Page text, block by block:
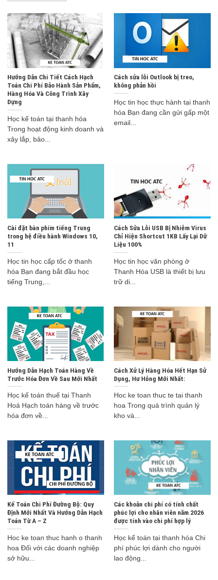
Hướng Dẫn Chi Tiết Cách Hạch
Toán Chi Phí Bảo Hành Sản Phẩm,
Hàng Hóa Và Công Trình Xây
Dựng
Học kế toán tại thanh hóa
Trong hoạt động kinh doanh và
xây lắp, bảo...
Cách sửa lỗi Outlook bị treo,
không phản hồi
Học tin học thực hành tại thanh
hóa Bạn đang cần gửi gấp một
email...
Cài đặt bàn phím tiếng Trung
trong hệ điều hành Windows 10,
11
Học tin học cấp tốc ở thanh
hóa Bạn đang bắt đầu học
tiếng Trung,...
Cách Sửa Lỗi USB Bị Nhiễm Virus
Chỉ Hiện Shortcut 1KB Lấy Lại Dữ
Liệu 100%
Học tin học văn phòng ở
Thanh Hóa USB là thiết bị lưu
trữ di...
Hướng Dẫn Hạch Toán Hàng Về
Trước Hóa Đơn Về Sau Mới Nhất
Học kế toán thuế tại Thanh
Hoá Hạch toán hàng về trước
hóa đơn về...
Cách Xử Lý Hàng Hóa Hết Hạn Sử
Dụng, Hư Hỏng Mới Nhất:
Hoc ke toan thuc te tai thanh
hoa Trong quá trình quản lý
kho và...
Kế Toán Chi Phí Đường Bộ: Quy
Định Mới Nhất Và Hướng Dẫn Hạch
Toán Từ A – Z
Hoc ke toan thuc hanh o thanh
hoa Đối với các doanh nghiệp
sở hữu...
Các khoản chi phí có tính chất
phúc lợi cho nhân viên năm 2026
được tính vào chi phí hợp lý
Học kế toán tại thanh hóa Chi
phí phúc lợi dành cho người
lao động...